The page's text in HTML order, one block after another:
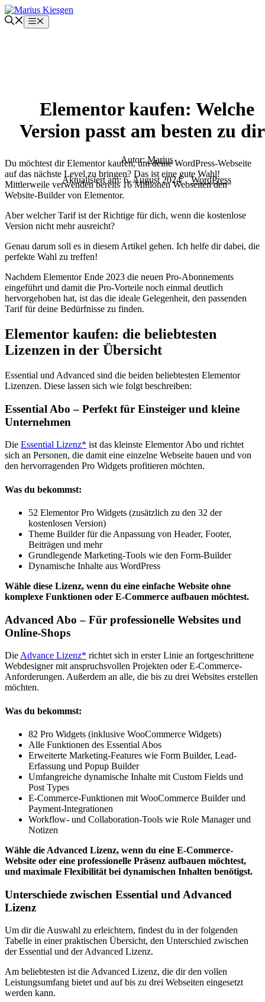
Zum
Inhalt
springen
Menü
Elementor kaufen: Welche
Version passt am besten zu
Autor:Marius
Aktualisiert am:6. August 2024 WordPress
Du möchtest dir Elementor kaufen, um deine WordPress-Webseite
auf das nächste Level zu bringen? Das ist eine gute Wahl!
Mittlerweile verwenden bereits 16 Millionen Webseiten den
Website-Builder von Elementor.
Aber welcher Tarif ist der Richtige für dich, wenn die kostenlose
Version nicht mehr ausreicht?
Genau darum soll es in diesem Artikel gehen. Ich helfe dir dabei, die
perfekte Wahl zu treffen!
Nachdem Elementor Ende 2023 die neuen Pro-Abonnements
eingeführt und damit die Pro-Vorteile noch einmal deutlich
hervorgehoben hat, ist das die ideale Gelegenheit, den passenden
Tarif für deine Bedürfnisse zu finden.
Elementor kaufen: die beliebtesten
Lizenzen in der Übersicht
Essential und Advanced sind die beiden beliebtesten Elementor
Lizenzen. Diese lassen sich wie folgt beschreiben:
Essential Abo – Perfekt für Einsteiger und kleine
Unternehmen
Die Essential Lizenz* ist das kleinste Elementor Abo und richtet
sich an Personen, die damit eine einzelne Webseite bauen und von
den hervorragenden Pro Widgets profitieren möchten.
Was du bekommst:
52 Elementor Pro Widgets (zusätzlich zu den 32 der
kostenlosen Version)
Theme Builder für die Anpassung von Header, Footer,
Beiträgen und mehr
Grundlegende Marketing-Tools wie den Form-Builder
Dynamische Inhalte aus WordPress
Wähle diese Lizenz, wenn du eine einfache Website ohne
komplexe Funktionen oder E-Commerce aufbauen möchtest.
Advanced Abo – Für professionelle Websites und
Online-Shops
DieAdvance Lizenz* richtet sich in erster Linie an fortgeschrittene
Webdesigner mit anspruchsvollen Projekten oder E-Commerce-
Anforderungen. Außerdem an alle, die bis zu drei Websites erstellen
möchten.
Was du bekommst:
82 Pro Widgets (inklusive WooCommerce Widgets)
Alle Funktionen des Essential Abos
Erweiterte Marketing-Features wie Form Builder, Lead-
Erfassung und Popup Builder
Umfangreiche dynamische Inhalte mit Custom Fields und
Post Types
E-Commerce-Funktionen mit WooCommerce Builder und
Payment-Integrationen
Workflow- und Collaboration-Tools wie Role Manager und
Notizen
Wähle die Advanced Lizenz, wenn du eine E-Commerce-
Website oder eine professionelle Präsenz aufbauen möchtest,
und maximale Flexibilität bei dynamischen Inhalten benötigst.
Unterschiede zwischen Essential und Advanced
Lizenz
Um dir die Auswahl zu erleichtern, findest du in der folgenden
Tabelle in einer praktischen Übersicht, den Unterschied zwischen
der Essential und der Advanced Lizenz.
Am beliebtesten ist die Advanced Lizenz, die dir den vollen
Leistungsumfang bietet und auf bis zu drei Webseiten eingesetzt
werden kann.